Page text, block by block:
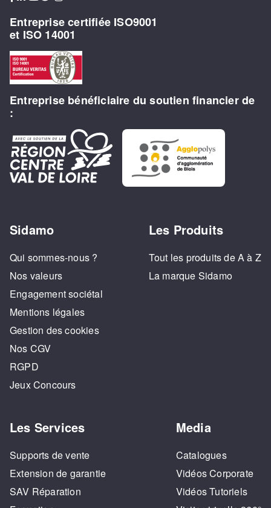
Entreprise certifiée ISO9001
et ISO 14001
Entreprise bénéficiaire du soutien financier de
:
Sidamo
Qui sommes-nous ?
Nos valeurs
Engagement sociétal
Mentions légales
Gestion des cookies
Nos CGV
RGPD
Jeux Concours
Les Produits
Tout les produits de A à Z
La marque Sidamo
Les Services
Supports de vente
Extension de garantie
SAV Réparation
Media
Catalogues
Vidéos Corporate
Vidéos Tutoriels